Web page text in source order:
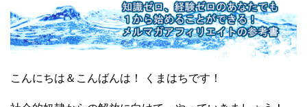
こんにちは＆こんばんは！ くまはちです！